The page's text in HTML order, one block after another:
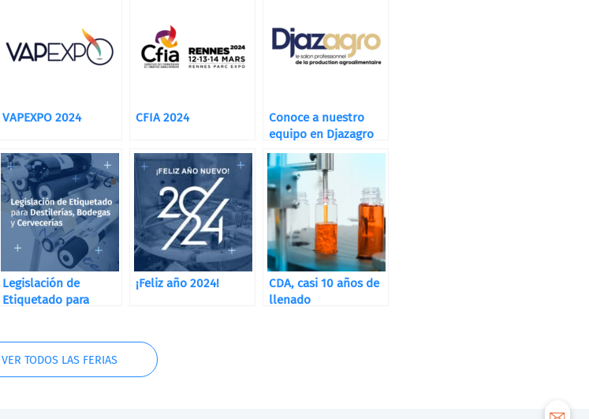
VAPEXPO 2024 CFIA 2024
Conoce a nuestro
equipo en Djazagro
Legislación de
Etiquetado para
¡Feliz año 2024!
CDA, casi 10 años de
llenado
VER TODOS LAS FERIAS